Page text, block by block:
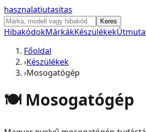
hasznalatiutasitas
Keres
HibakódokMárkákKészülékek
Főoldal
›Készülékek
›Mosogatógép
🍽️ Mosogatógép